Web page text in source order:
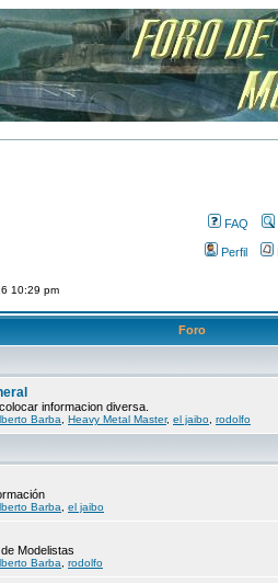
FAQ
Perfil
10:29 pm
Foro
informacion diversa.
Barba Heavy Metal Master, el jaibo rodolfo
Barba el jaibo
Modelistas
Barba rodolfo